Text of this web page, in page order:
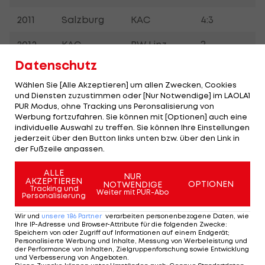
2011 Salzburg KAC 4:3
2012 KAC BW Linz ?
Mannschaft steht im Vordergrund
Dabei sah es vor gut einem Monat bei weitem
nicht so aus, als ob derKACin diesem Jahr um den
Titel mitspielen könnte. In der Zwischenrunde lief
es alles andere als rund, Manny Viveiros musste
seinen Hut als Cheftrainer nehmen. Ein Mitgrund
warum der Motor bei den „Rotjacken“ stockte,
war die Formschwäche der eigentlichen
Leistungsträger. In den Playoff-Partien gegen
Salzburg und Zagreb haben unter anderem Koch
aber auch Oldie Dieter Kalt gezeigt, wie wichtig
Datenschutz
Wählen Sie [Alle Akzeptieren] um allen Zwecken, Cookies
und Diensten zuzustimmen oder [Nur Notwendige] im LAOLA1
PUR Modus, ohne Tracking uns Peronsalisierung von
Werbung fortzufahren. Sie können mit [Optionen] auch eine
individuelle Auswahl zu treffen. Sie können Ihre Einstellungen
jederzeit über den Button links unten bzw. über den Link in
der Fußzeile anpassen.
ALLE
AKZEPTIEREN
Tracking und
Personalisierung
NUR
NOTWENDIGE
Weiter mit PUR-Abo
OPTIONEN
Wir und unsere 186 Partner verarbeiten personenbezogene Daten, wie
Ihre IP-Adresse und Browser-Attribute für die folgenden Zwecke:
Speichern von oder Zugriff auf Informationen auf einem Endgerät;
Personalisierte Werbung und Inhalte, Messung von Werbeleistung und
der Performance von Inhalten, Zielgruppenforschung sowie Entwicklung
und Verbesserung von Angeboten